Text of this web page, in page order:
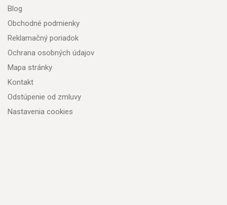
Blog
Obchodné podmienky
Reklamačný poriadok
Ochrana osobných údajov
Mapa stránky
Kontakt
Odstúpenie od zmluvy
Nastavenia cookies